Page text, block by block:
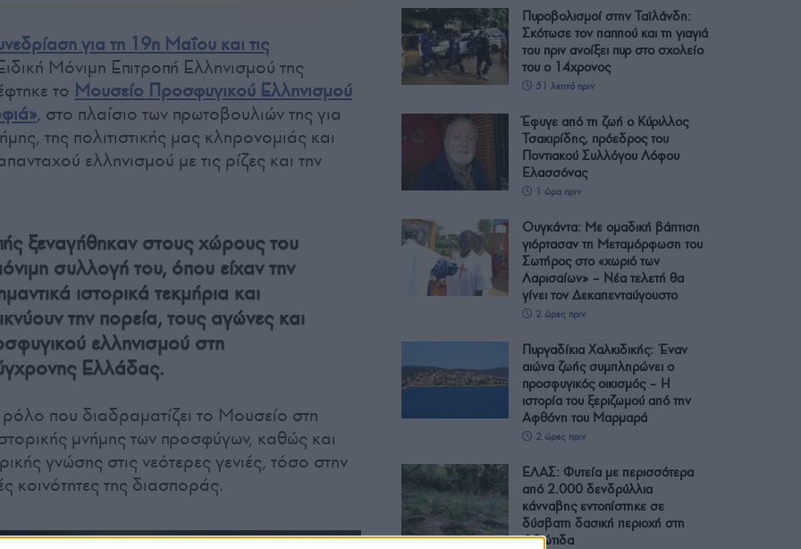
για τη 19η Μαΐου και τις
Μόνιμη Επιτροπή Ελληνισμού της
το Μουσείο Προσφυγικού Ελληνισμού
, στο πλαίσιο των πρωτοβουλιών της για
της πολιτιστικής μας κληρονομιάς και
ελληνισμού με τις ρίζες και την
ξεναγήθηκαν στους χώρους του
συλλογή του, όπου είχαν την
ιστορικά τεκμήρια και
την πορεία, τους αγώνες και
ελληνισμού στη
Ελλάδας.
που διαδραματίζει το Μουσείο στη
μνήμης των προσφύγων, καθώς και
γνώσης στις νεότερες γενιές, τόσο στην
κοινότητες της διασποράς.
Πυροβολισμοί στην Ταϊλάνδη:
Σκότωσε τον παππού και τη γιαγιά
του πριν ανοίξει πυρ στο σχολείο
του ο 14χρονος
51 λεπτά πριν
Έφυγε από τη ζωή ο Κύριλλος
Τσακιρίδης, πρόεδρος του
Ποντιακού Συλλόγου Λόφου
Ελασσόνας
1 ώρα πριν
Ουγκάντα: Με ομαδική βάπτιση
γιόρτασαν τη Μεταμόρφωση του
Σωτήρος στο «χωριό των
Λαρισαίων» – Νέα τελετή θα
γίνει τον Δεκαπενταύγουστο
2 ώρες πριν
Πυργαδίκια Χαλκιδικής: Έναν
αιώνα ζωής συμπληρώνει ο
προσφυγικός οικισμός – Η
ιστορία του ξεριζωμού από την
Αφθόνη του Μαρμαρά
2 ώρες πριν
ΕΛΑΣ: Φυτεία με περισσότερα
από 2.000 δενδρύλλια
κάνναβης εντοπίστηκε σε
δύσβατη δασική περιοχή στη
Φθιώτιδα